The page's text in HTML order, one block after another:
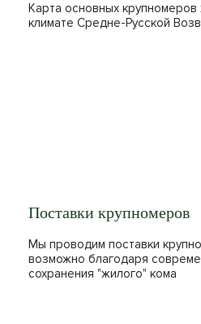
Карта основных
климате Средне-Русской
Поставки крупномеров
Мы проводим поставки
возможно благодаря
сохранения "жилого" кома